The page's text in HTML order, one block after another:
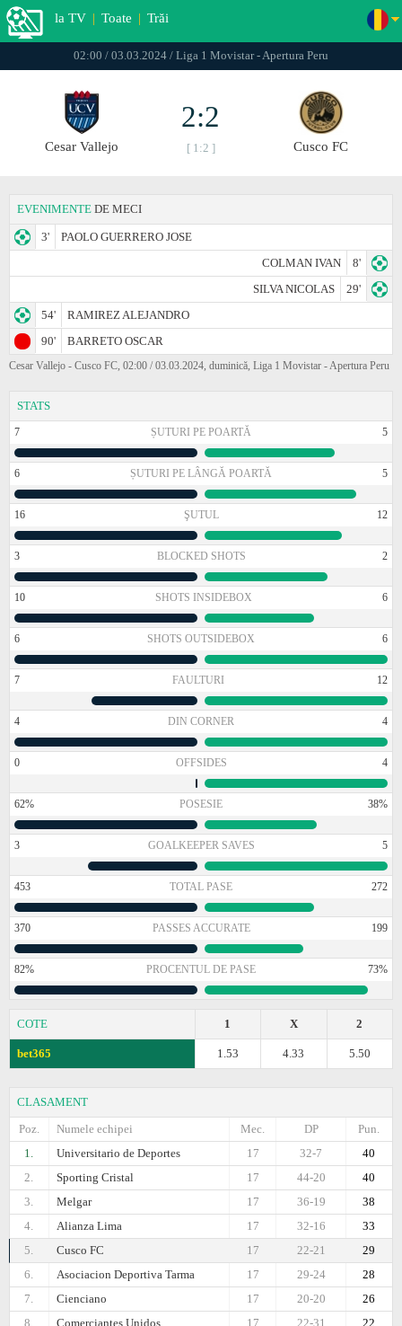
la TV | Toate | Trăi
02:00 / 03.03.2024 / Liga 1 Movistar - Apertura Peru
Cesar Vallejo
2:2
[ 1:2 ] Cusco FC
EVENIMENTE DE MECI
3'
PAOLO GUERRERO JOSE
COLMAN IVAN
8'
SILVA NICOLAS
29'
54'
RAMIREZ ALEJANDRO
90'
BARRETO OSCAR
Cesar Vallejo - Cusco FC, 02:00 / 03.03.2024, duminică, Liga 1 Movistar - Apertura Peru
STATS
7 ȘUTURI PE POARTĂ 5
6 ȘUTURI PE LÂNGĂ POARTĂ 5
16 ŞUTUL 12
3 BLOCKED SHOTS 2
10 SHOTS INSIDEBOX 6
6 SHOTS OUTSIDEBOX 6
7 FAULTURI 12
4 DIN CORNER 4
0 OFFSIDES 4
62% POSESIE 38%
3 GOALKEEPER SAVES 5
453 TOTAL PASE 272
370 PASSES ACCURATE 199
82% PROCENTUL DE PASE 73%
COTE 2
X
1
bet365 5.50
4.33
1.53
CLASAMENT
Poz.
Numele echipei Pun.
DP
Mec.
1.
Universitario de Deportes 40
32-7
17
2.
Sporting Cristal 40
44-20
17
3.
Melgar 38
36-19
17
4.
Alianza Lima 33
32-16
17
5.
Cusco FC 29
22-21
17
6.
Asociacion Deportiva Tarma 28
29-24
17
7.
Cienciano 26
20-20
17
8.
Comerciantes Unidos 22
22-31
17